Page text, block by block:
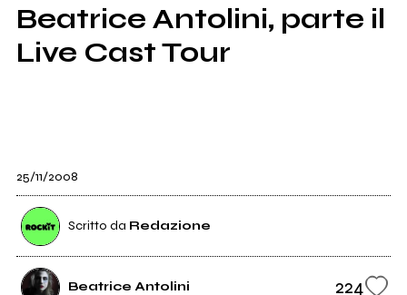
SHOP
RADIO
Beatrice Antolini, parte il
Live Cast Tour
25/11/2008
Scritto da Redazione
Beatrice Antolini 224